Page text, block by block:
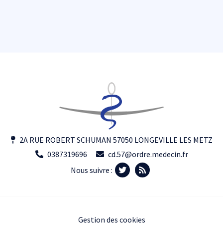
2A RUE ROBERT SCHUMAN 57050 LONGEVILLE LES METZ
0387319696
cd.57@ordre.medecin.fr
Nous suivre :
Gestion des cookies